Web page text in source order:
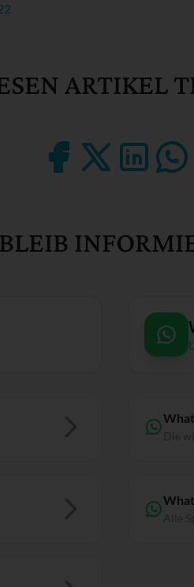
ARTIKEL
BLEIB